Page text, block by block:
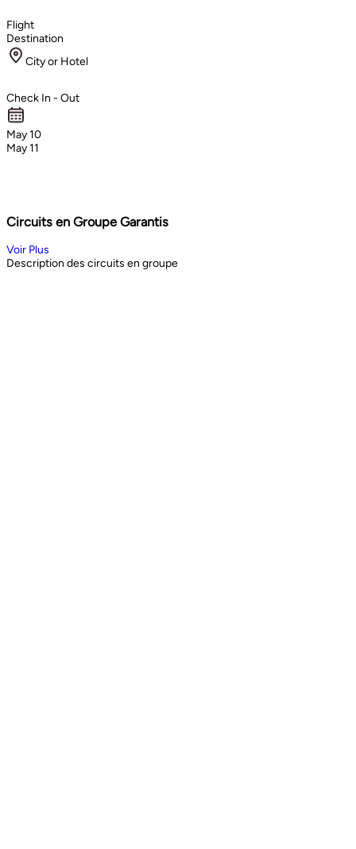
Flight
Destination
City or Hotel
Check In - Out
May 10
May 11
Circuits en Groupe Garantis
Voir Plus
Description des circuits en groupe